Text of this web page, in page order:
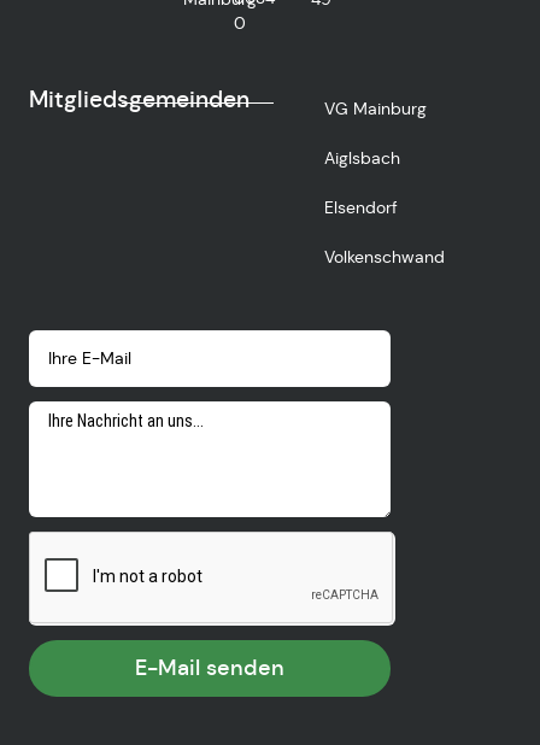
0
Mitgliedsgemeinden VG Mainburg
Aiglsbach
Elsendorf
Volkenschwand
E-Mail senden